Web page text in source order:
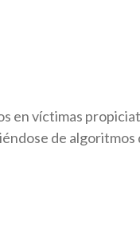
en víctimas
de algoritmos